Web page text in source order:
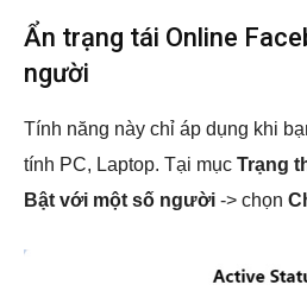
Ẩn trạng tái Online
người
Tính năng này chỉ áp dụng khi
tính PC, Laptop. Tại mục Trạng
Bật với một số người -> chọn